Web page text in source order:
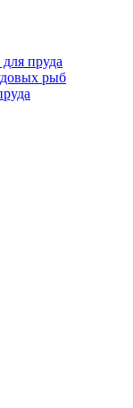
пруда
рыб